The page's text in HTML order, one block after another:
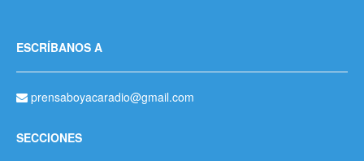
ESCRÍBANOS A
prensaboyacaradio@gmail.com
SECCIONES